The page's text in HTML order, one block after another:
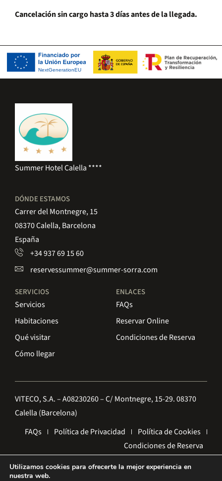
Cancelación sin cargo hasta 3 días antes de la llegada.
Summer Hotel Calella ****
DÓNDE ESTAMOS
Carrer del Montnegre, 15
08370 Calella, Barcelona
España
+34 937 69 15 60
reservessummer@summer-sorra.com
SERVICIOS
Servicios
Habitaciones
Qué visitar
Cómo llegar
ENLACES
FAQs
Reservar Online
Condiciones de Reserva
VITECO, S.A. – A08230260 – C/ Montnegre, 15-29. 08370
Calella (Barcelona)
FAQs
Política de Privacidad
Política de Cookies
Condiciones de Reserva
Diseño Web porenricgomez Studio
Utilizamos cookies para ofrecerte la mejor experiencia en
nuestra web.